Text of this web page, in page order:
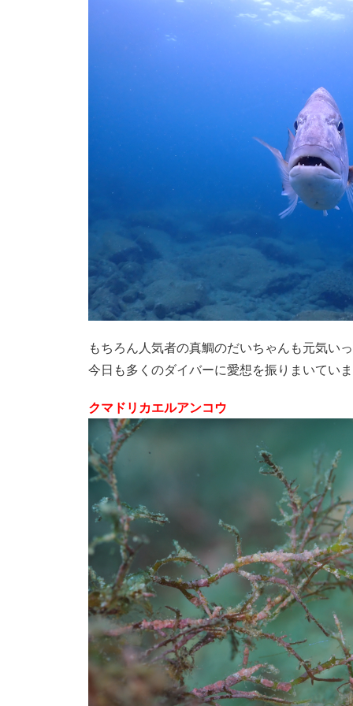
もちろん人気者の真鯛のだいちゃんも元気い
今日も多くのダイバーに愛想を振りまいてい
クマドリカエルアンコウ